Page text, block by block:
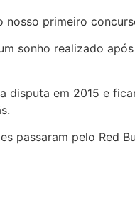
nosso primeiro
sonho realizado
disputa em 2015 e
passaram pelo Red